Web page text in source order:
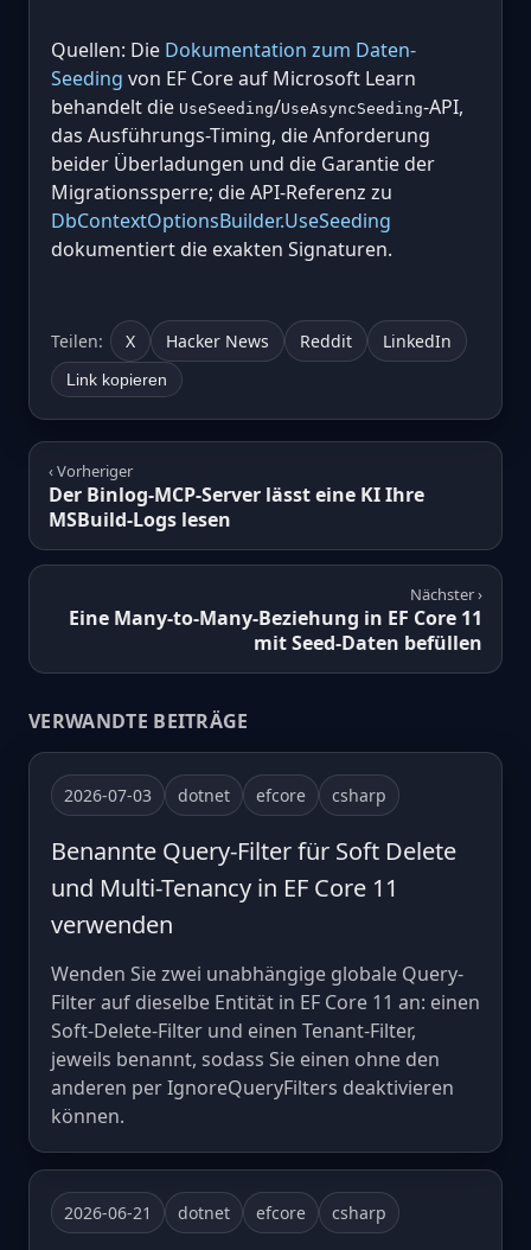
Quellen: Die Dokumentation zum Daten-
Seeding von EF Core auf Microsoft Learn
behandelt die UseSeeding/UseAsyncSeeding-API,
das Ausführungs-Timing, die Anforderung
beider Überladungen und die Garantie der
Migrationssperre; die API-Referenz zu
DbContextOptionsBuilder.UseSeeding
dokumentiert die exakten Signaturen.
Teilen: X Hacker News Reddit LinkedIn
Link kopieren
‹ Vorheriger
Der Binlog-MCP-Server lässt eine KI Ihre
MSBuild-Logs lesen
Nächster ›
Eine Many-to-Many-Beziehung in EF Core 11
mit Seed-Daten befüllen
VERWANDTE BEITRÄGE
2026-07-03 dotnet efcore csharp
Benannte Query-Filter für Soft Delete
und Multi-Tenancy in EF Core 11
verwenden
Wenden Sie zwei unabhängige globale Query-
Filter auf dieselbe Entität in EF Core 11 an: einen
Soft-Delete-Filter und einen Tenant-Filter,
jeweils benannt, sodass Sie einen ohne den
anderen per IgnoreQueryFilters deaktivieren
können.
2026-06-21 dotnet efcore csharp